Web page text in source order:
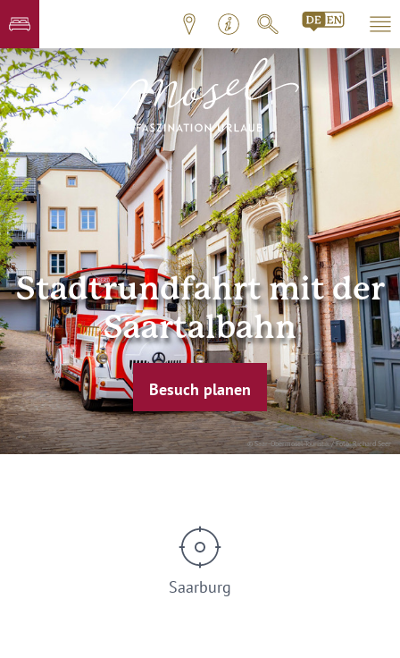
© Saar-Obermosel-Touristik / Foto: Richard Seer
Stadtrundfahrt mit der
Saartalbahn
Besuch planen
Saarburg